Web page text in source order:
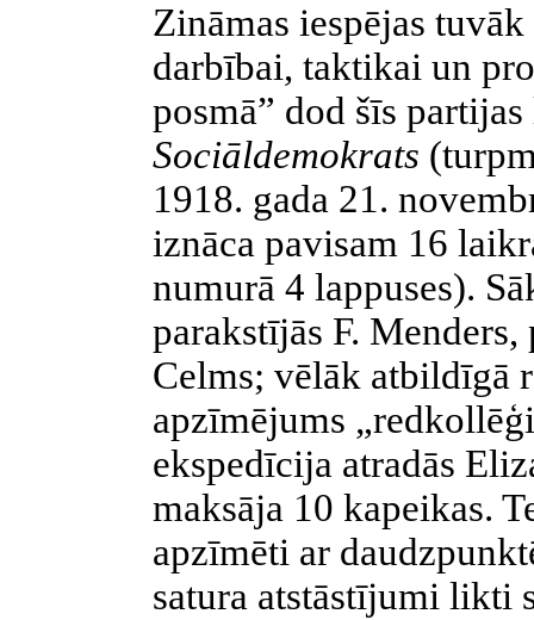
Zināmas iespējas
darbībai, taktikai un
posmā” dod šīs
Sociāldemokrats
1918. gada 21.
iznāca pavisam 16
numurā 4 lappuses).
parakstījās F.
Celms; vēlāk atbildīgā
apzīmējums
ekspedīcija atradās
maksāja 10 kapeikas.
apzīmēti ar
satura atstāstījumi likti